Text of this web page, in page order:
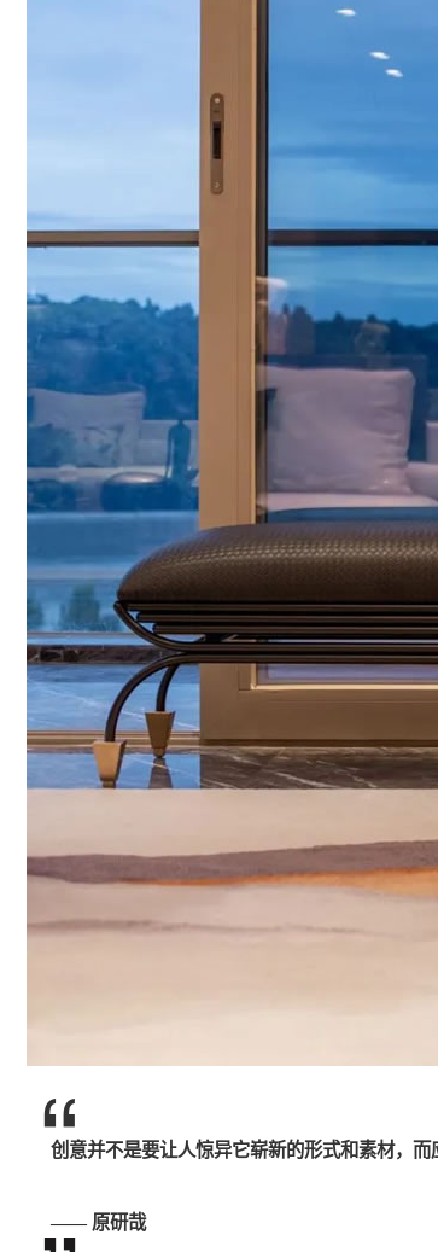
“
创意并不是要让人惊异它崭新的形式和素材，
—— 原研哉